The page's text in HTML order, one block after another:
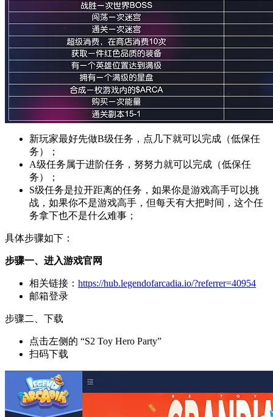
新玩家最好先做B级任务，点几下就可以完成（低保任
务）；
A级任务属于进阶任务，努努力就可以完成（低保任
务）；
S级任务是拉开距离的任务，如果你是游戏高手可以挑
战，如果你不是游戏高手，但每天有大把时间，这个任
务拿下也不是什么难事；
具体步骤如下：
步骤一、进入游戏官网
相关链接： https://hub.legendofarcadia.io/?referrer=40954
邮箱登录
步骤二、下载
点击左侧的 “S2 Toy Hero Party”
扫码下载